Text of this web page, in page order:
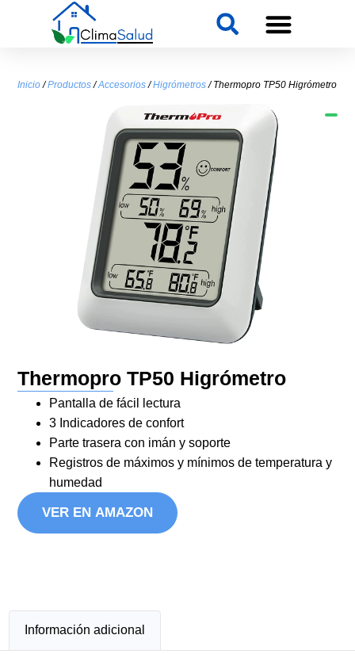
Inicio/Productos/Accesorios/Higrómetros/ Thermopro TP50 Higrómetro
Thermopro TP50 Higrómetro
Pantalla de fácil lectura
3 Indicadores de confort
Parte trasera con imán y soporte
Registros de máximos y mínimos de temperatura y
humedad
VER EN AMAZON
Información adicional